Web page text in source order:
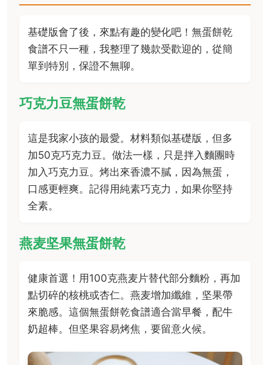
基礎版會了後，來點有趣的變化吧！無蛋餅乾
食譜不只一種，我整理了幾款受歡迎的，從簡
單到特別，保證不無聊。
巧克力豆無蛋餅乾
這是我家小孩的最愛。材料類似基礎版，但多
加50克巧克力豆。做法一樣，只是拌入麵團時
加入巧克力豆。烤出來香濃不膩，因為無蛋，
口感更輕爽。記得用純素巧克力，如果你堅持
全素。
燕麦坚果無蛋餅乾
健康首選！用100克燕麦片替代部分麵粉，再加
點切碎的核桃或杏仁。燕麦增加纖維，坚果帶
來脆感。這個無蛋餅乾食譜適合當早餐，配牛
奶超棒。但坚果容易烤焦，要留意火候。